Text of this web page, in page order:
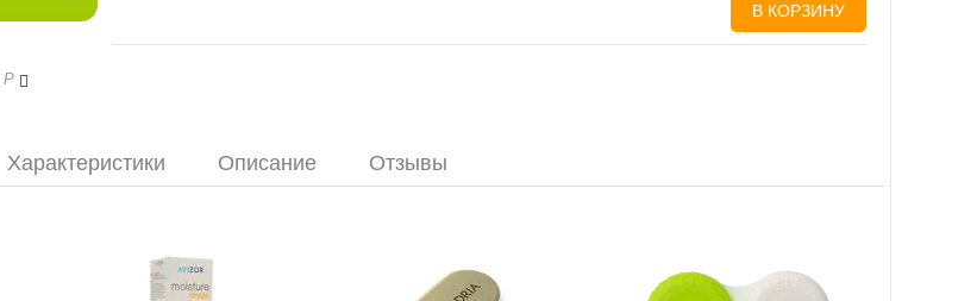
Р Правила бонусной программы
В КОРЗИНУ
Характеристики Описание Отзывы